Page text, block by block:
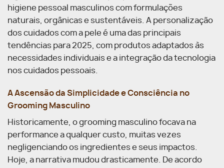
higiene pessoal masculinos com formulações
naturais, orgânicas e sustentáveis. A personalização
dos cuidados com a pele é uma das principais
tendências para 2025, com produtos adaptados às
necessidades individuais e a integração da tecnologia
nos cuidados pessoais.
A Ascensão da Simplicidade e Consciência no
Grooming Masculino
Historicamente, o grooming masculino focava na
performance a qualquer custo, muitas vezes
negligenciando os ingredientes e seus impactos.
Hoje, a narrativa mudou drasticamente. De acordo